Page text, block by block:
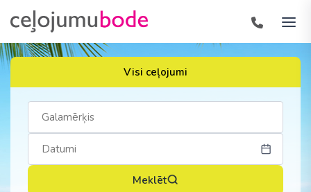
Visi ceļojumi
Meklēt